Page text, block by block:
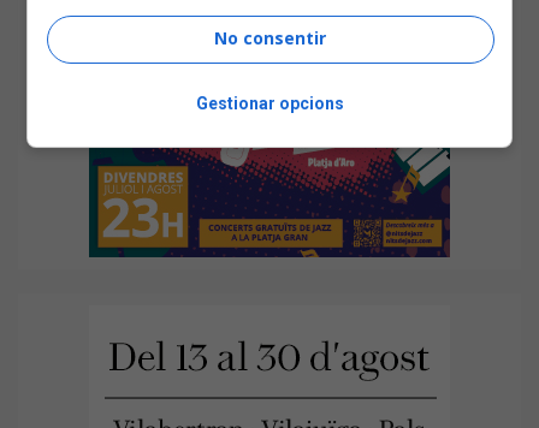
No consentir
Gestionar opcions